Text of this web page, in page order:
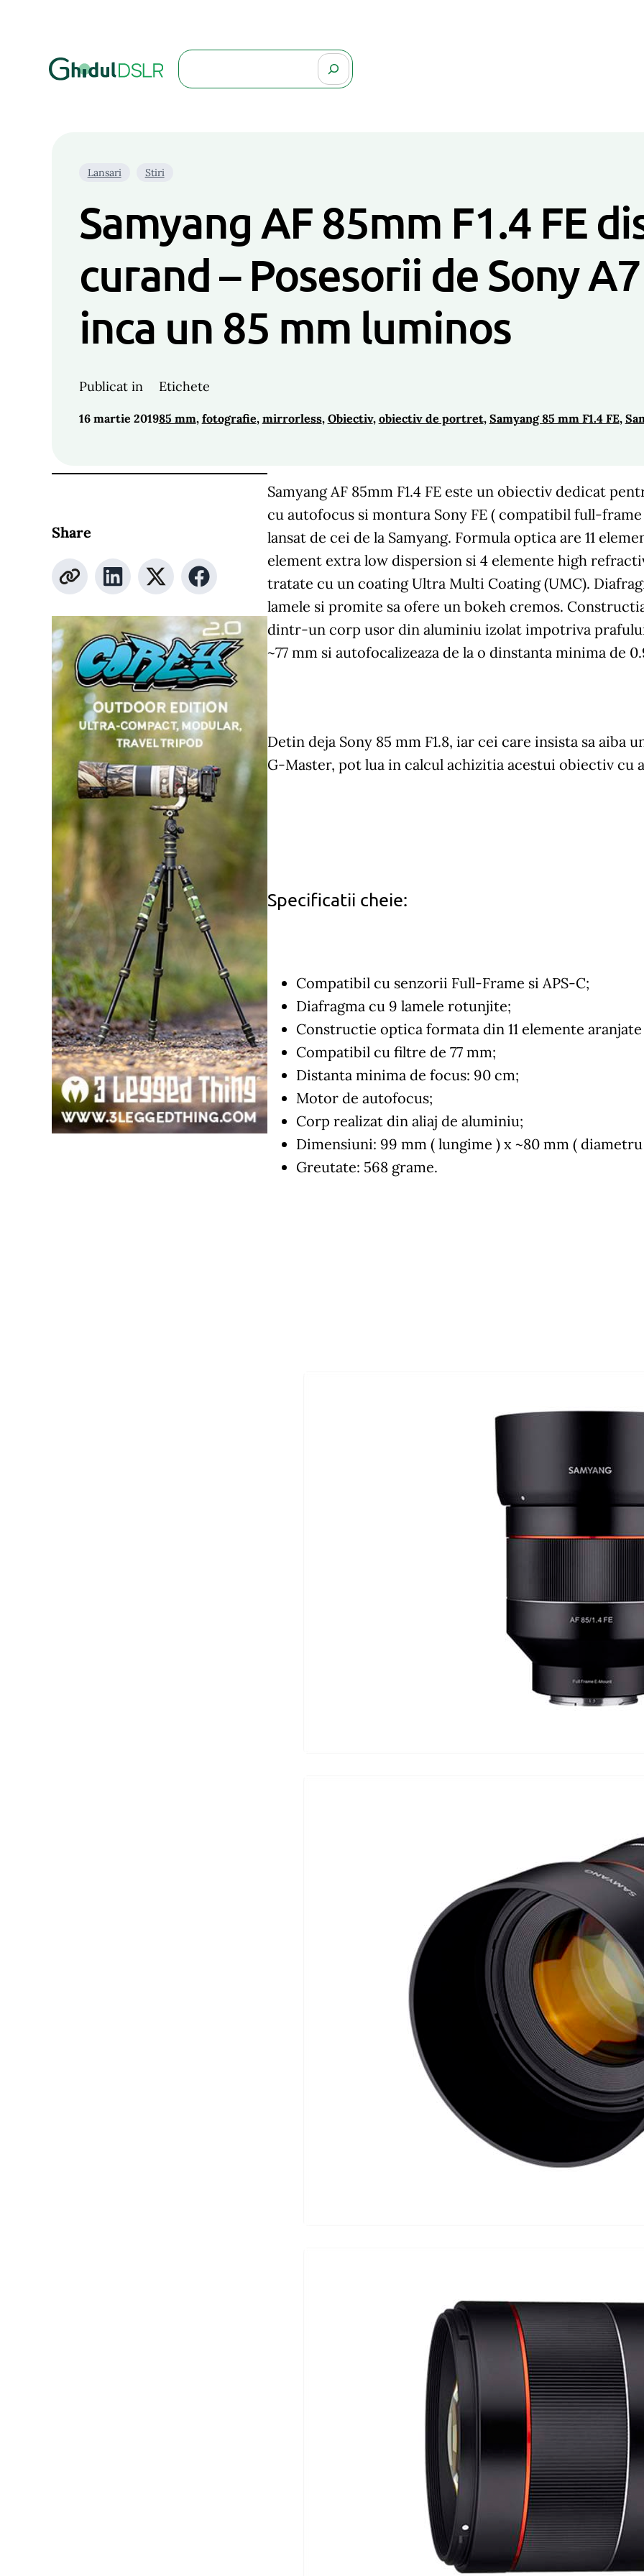
Search
Lansari Stiri
Samyang AF 85mm F1.4 FE
curand – Posesorii de Sony
inca un 85 mm luminos
Publicat in
16 martie 2019
Etichete
85 mm, fotografie, mirrorless, Obiectiv, obiectiv de portret, Samyang 85 mm F1.4 FE,
Share
Samyang AF 85mm F1.4 FE este un obiectiv dedicat
cu autofocus si montura Sony FE ( compatibil full-
lansat de cei de la Samyang. Formula optica are 11
element extra low dispersion si 4 elemente high
tratate cu un coating Ultra Multi Coating (UMC).
lamele si promite sa ofere un bokeh cremos.
dintr-un corp usor din aluminiu izolat impotriva
~77 mm si autofocalizeaza de la o dinstanta minima de
Detin deja Sony 85 mm F1.8, iar cei care insista sa aiba
G-Master, pot lua in calcul achizitia acestui obiectiv cu
Specificatii cheie:
Compatibil cu senzorii Full-Frame si APS-C;
Diafragma cu 9 lamele rotunjite;
Constructie optica formata din 11 elemente
Compatibil cu filtre de 77 mm;
Distanta minima de focus: 90 cm;
Motor de autofocus;
Corp realizat din aliaj de aluminiu;
Dimensiuni: 99 mm ( lungime ) x ~80 mm ( diametru
Greutate: 568 grame.